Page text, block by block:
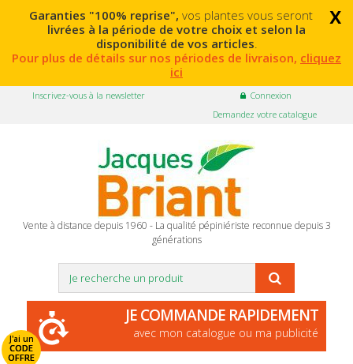
x
Garanties "100% reprise", vos plantes vous seront
livrées à la période de votre choix et selon la
disponibilité de vos articles.
Pour plus de détails sur nos périodes de livraison, cliquez
ici
Connexion
Inscrivez-vous à la newsletter
Demandez votre catalogue
Vente à distance depuis 1960 - La qualité pépiniériste reconnue depuis 3
générations
J'ai un
CODE
OFFRE
JE COMMANDE RAPIDEMENT
avec mon catalogue ou ma publicité